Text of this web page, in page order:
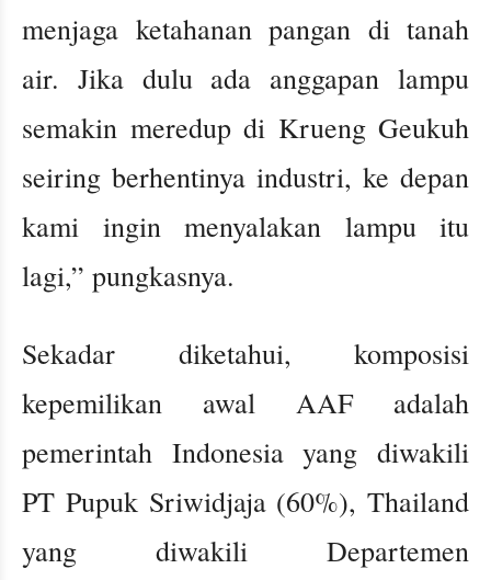
menjaga ketahanan pangan di tanah
air. Jika dulu ada anggapan lampu
semakin meredup di Krueng Geukuh
seiring berhentinya industri, ke depan
kami ingin menyalakan lampu itu
lagi,” pungkasnya.
Sekadar diketahui, komposisi
kepemilikan awal AAF adalah
pemerintah Indonesia yang diwakili
PT Pupuk Sriwidjaja (60%), Thailand
yang diwakili Departemen